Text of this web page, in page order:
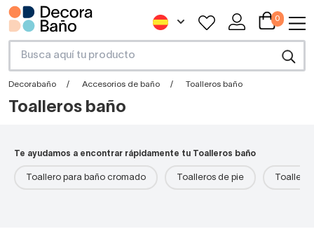
0
Decorabaño Accesorios de baño Toalleros baño
Toalleros baño
Te ayudamos a encontrar rápidamente tu Toalleros baño
Toallero para baño cromado Toalleros de pie